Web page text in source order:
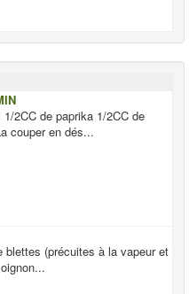
2CC de paprika 1/2CC de
couper en dés...
blettes (précuites à la vapeur et